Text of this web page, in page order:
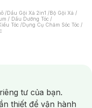
/Dầu Gội Xả 2in1 /Bộ Gội Xả /
/ Dầu Dưỡng Tóc /
Tóc /Dụng Cụ Chăm Sóc Tóc /
Hơi /Nước Rửa Tay/
/Bàn Chải Điện/
/ Nước Súc Miệng/
tư của bạn.
thiết để vận hành